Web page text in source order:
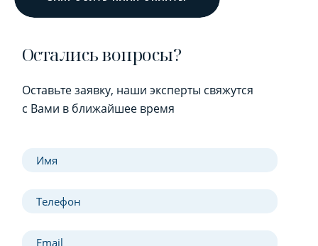
Остались вопросы?
Оставьте заявку, наши эксперты свяжутся
с Вами в ближайшее время